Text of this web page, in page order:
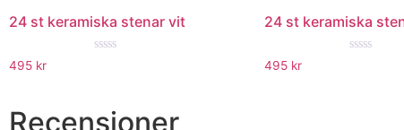
24 st keramiska stenar vit
495 kr
24 st keramiska
495 kr
Recensioner